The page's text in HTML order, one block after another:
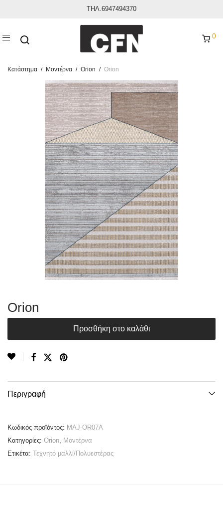
ΤΗΛ.6947494370
0
Κατάστημα / Μοντέρνα / Orion / Orion
Orion
Προσθήκη στο καλάθι
Περιγραφή
Κωδικός προϊόντος: MAJ-OR07A
Κατηγορίες: Orion, Μοντέρνα
Ετικέτα: Τεχνητό μαλλί/Πολυεστέρας